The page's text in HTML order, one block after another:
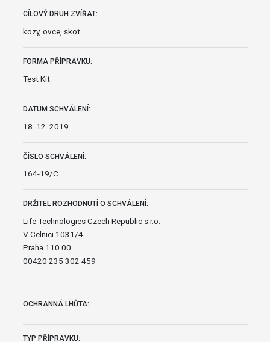
CÍLOVÝ DRUH ZVÍŘAT:
kozy, ovce, skot
FORMA PŘÍPRAVKU:
Test Kit
DATUM SCHVÁLENÍ:
18. 12. 2019
ČÍSLO SCHVÁLENÍ:
164-19/C
DRŽITEL ROZHODNUTÍ O SCHVÁLENÍ:
Life Technologies Czech Republic s.r.o.
V Celnici 1031/4
Praha 110 00
00420 235 302 459
OCHRANNÁ LHŮTA:
TYP PŘÍPRAVKU: